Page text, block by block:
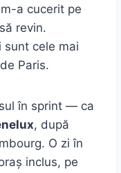
a cucerit pe
revin.
sunt cele mai
Paris.
în sprint — ca
, după
O zi în
inclus, pe